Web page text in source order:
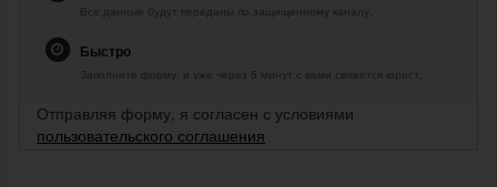
Все данные будут переданы по защищенному каналу.
Быстро
Заполните форму, и уже через 5 минут с вами свяжется юрист.
Отправляя форму, я согласен с условиями
пользовательского соглашения